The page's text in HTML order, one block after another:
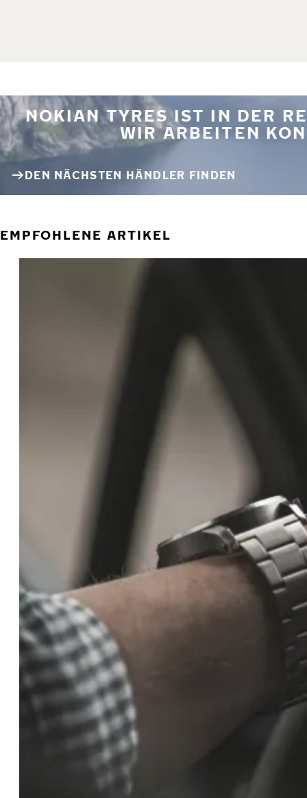
NOKIAN TYRES IST IN DER
WIR ARBEITEN
DEN NÄCHSTEN HÄNDLER FINDEN
EMPFOHLENE ARTIKEL